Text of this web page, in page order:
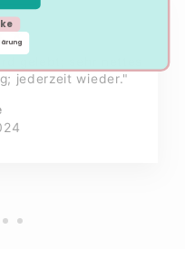
jederzeit wieder."